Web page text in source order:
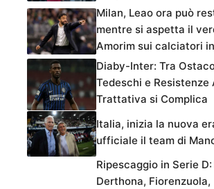
Milan, Leao ora può
mentre si aspetta il
Amorim sui calciatori
Diaby-Inter: Tra
Tedeschi e Resistenze
Trattativa si Complica
Italia, inizia la nuova
ufficiale il team di
Ripescaggio in Serie
Derthona, Fiorenzuola,